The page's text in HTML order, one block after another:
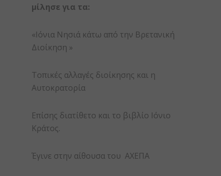
μίλησε για τα:
«Ιόνια Νησιά κάτω από την Βρετανική
Διοίκηση »
Τοπικές αλλαγές διοίκησης και η
Αυτοκρατορία
Επίσης διατίθετο και το βιβλίο Ιόνιο
Κράτος.
Έγινε στην αίθουσα του ΑΧΕΠΑ